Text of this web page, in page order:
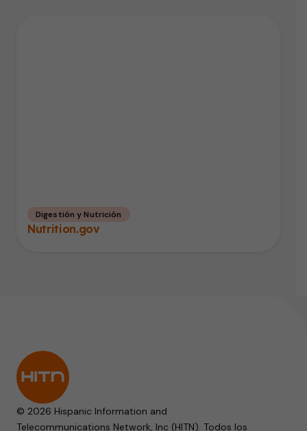
Digestión y Nutrición
Nutrition.gov
© 2026 Hispanic Information and
Telecommunications Network, Inc (HITN). Todos los